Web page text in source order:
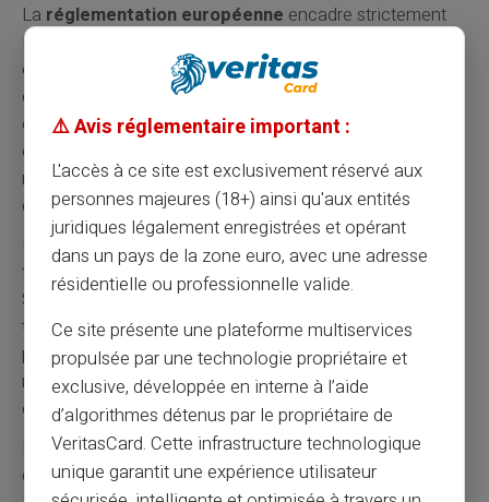
La réglementation européenne encadre strictement
les établissements de monnaie électronique. Ces
organismes respectent les mêmes normes de sécurité
que les banques traditionnelles. La protection des fonds
clients reste garantie par la ségrégation obligatoire. En
cas de défaillance de l'émetteur, les fonds restent
récupérables. Card Veritas travaille exclusivement avec
des partenaires agréés et contrôlés.
sécurité des transactionsutilise les dernières
technologies de protection bancaire. Les codes 3D
Secure protègent les achats en ligne contre la fraude. La
technologie sans contact limite les risques lors des
paiements physiques. Le blocage instantané de la carte
reste possible via l'application mobile. Ces protections
égalent celles des cartes bancaires traditionnelles.
confidentialité des donnéesrespecte le Règlement
général sur la protection des données européen. Les
⚠️ Avis réglementaire important :
L'accès à ce site est exclusivement réservé aux
personnes majeures (18+) ainsi qu'aux entités
juridiques légalement enregistrées et opérant
dans un pays de la zone euro, avec une adresse
résidentielle ou professionnelle valide.
Ce site présente une plateforme multiservices
propulsée par une technologie propriétaire et
exclusive, développée en interne à l’aide
d’algorithmes détenus par le propriétaire de
VeritasCard. Cette infrastructure technologique
unique garantit une expérience utilisateur